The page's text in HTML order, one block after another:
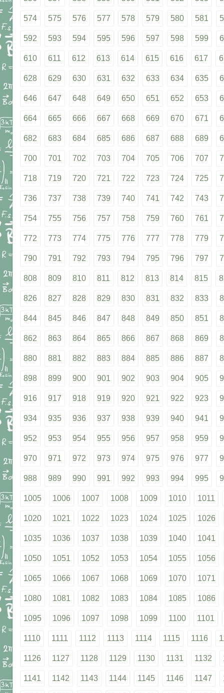
574 575 576 577 578 579 580 581
592 593 594 595 596 597 598 599
610 611 612 613 614 615 616 617
628 629 630 631 632 633 634 635
646 647 648 649 650 651 652 653
664 665 666 667 668 669 670 671
682 683 684 685 686 687 688 689
700 701 702 703 704 705 706 707
718 719 720 721 722 723 724 725
736 737 738 739 740 741 742 743
754 755 756 757 758 759 760 761
772 773 774 775 776 777 778 779
790 791 792 793 794 795 796 797
808 809 810 811 812 813 814 815
826 827 828 829 830 831 832 833
844 845 846 847 848 849 850 851
862 863 864 865 866 867 868 869
880 881 882 883 884 885 886 887
898 899 900 901 902 903 904 905
916 917 918 919 920 921 922 923
934 935 936 937 938 939 940 941
952 953 954 955 956 957 958 959
970 971 972 973 974 975 976 977
988 989 990 991 992 993 994 995
1005 1006 1007 1008 1009 1010 1011
1020 1021 1022 1023 1024 1025 1026
1035 1036 1037 1038 1039 1040 1041
1050 1051 1052 1053 1054 1055 1056
1065 1066 1067 1068 1069 1070 1071
1080 1081 1082 1083 1084 1085 1086
1095 1096 1097 1098 1099 1100 1101
1110 1111 1112 1113 1114 1115 1116
1126 1127 1128 1129 1130 1131 1132
1141 1142 1143 1144 1145 1146 1147